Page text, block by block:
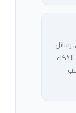
رسائل